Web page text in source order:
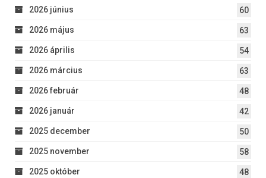
2026 június 60
2026 május 63
2026 április 54
2026 március 63
2026 február 48
2026 január 42
2025 december 50
2025 november 58
2025 október 48